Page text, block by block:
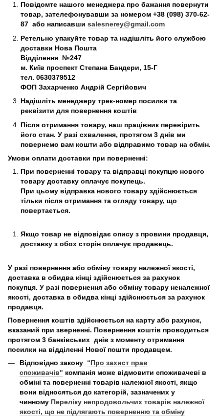
Повідомте нашого менеджера про бажання повернути
товар, зателефонувавши за номером +38 (098) 370-62-
87 або написавши salesnerey@gmail.com
Ретельно упакуйте товар та надішліть його службою
доставки Нова Пошта
Відділення №247
м. Київ проспект Степана Бандери, 15-Г
тел. 0630379512
ФОП Захарченко Андрій Сергійович
Надішліть менеджеру трек-номер посилки та
реквізити для повернення коштів
Після отримання товару, наш працівник перевірить
його стан. У разі схвалення, протягом 3 днів ми
повернемо вам кошти або відправимо товар на обмін.
Умови оплати доставки при поверненні:
При поверненні товару та відправці покупцю нового
товару доставку оплачує покупець.
При цьому відправка нового товару здійснюється
тільки після отримання та огляду товару, що
повертається.
Якщо товар не відповідає опису з провини продавця,
доставку з обох сторін оплачує продавець.
У разі повернення або обміну товару належної якості,
доставка в обидва кінці здійснюється за рахунок
покупця. У разі повернення або обміну товару неналежної
якості, доставка в обидва кінці здійснюється за рахунок
продавця.
Повернення коштів здійснюється на карту або рахунок,
вказаний при зверненні. Повернення коштів проводиться
протягом 3 банківських днів з моменту отримання
посилки на відділенні Нової пошти продавцем.
Відповідно закону “Про захист прав
споживачів" компанія може відмовити споживачеві в
обміні та поверненні товарів належної якості, якщо
вони відносяться до категорій, зазначених у
чинному Переліку непродовольчих товарів належної
якості, що не підлягають поверненню та обміну